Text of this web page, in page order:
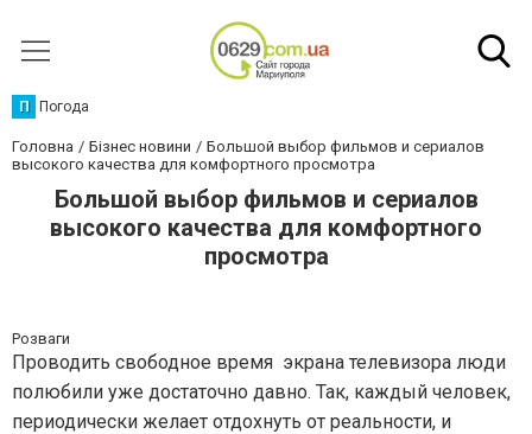
П Погода
Головна Бізнес новини
Большой выбор фильмов и сериалов
высокого качества для комфортного просмотра
Большой выбор фильмов и сериалов
высокого качества для комфортного
просмотра
Розваги
Проводить свободное время экрана телевизора люди
полюбили уже достаточно давно. Так, каждый человек,
периодически желает отдохнуть от реальности, и